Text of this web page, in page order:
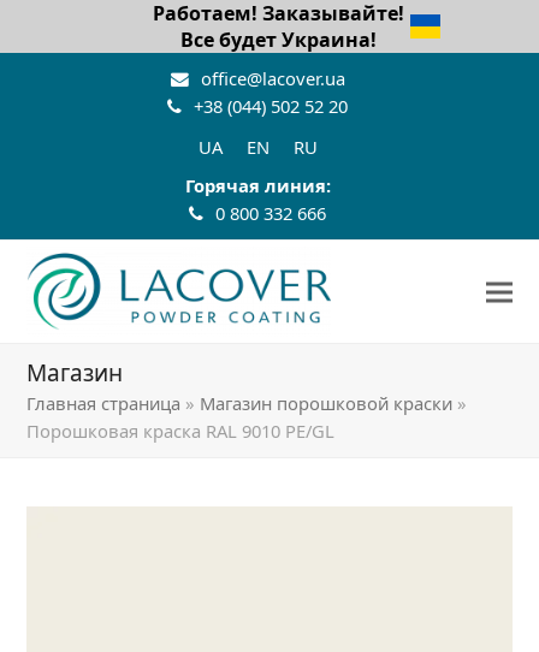
Работаем! Заказывайте!
Все будет Украина!
office@lacover.ua
+38 (044) 502 52 20
UA
EN
RU
Горячая линия:
0 800 332 666
Магазин
Главная страница » Магазин порошковой краски »
Порошковая краска RAL 9010 PE/GL